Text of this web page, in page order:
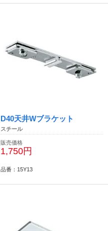
D40天井Wブラケット
スチール
販売価格
1,750円
品番：15Y13